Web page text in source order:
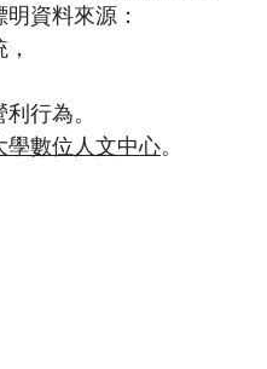
資料來源：
行為。
學數位人文中心。